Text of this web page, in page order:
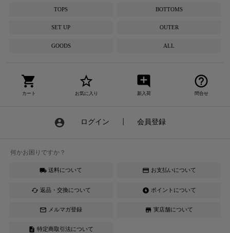
TOPS BOTTOMS
SET UP OUTER
GOODS ALL
shopping_cart
カート
star_border
お気に入り
add_comment
新入荷
help_outline
問合せ
account_circle ログイン 会員登録
何かお困りですか？
local_shipping 送料について credit_card お支払いについて
cached 返品・交換について offline_bolt ポイントについて
mail_outline メルマガ登録 store 実店舗について
description 特定商取引法について